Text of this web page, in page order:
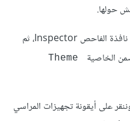
حولها.
وننتقل إلى نافذة الفاحص Inspector، ثم
Theme
على أيقونة تجهيزات المراسي